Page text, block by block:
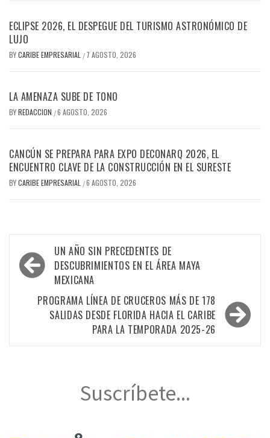
ECLIPSE 2026, EL DESPEGUE DEL TURISMO ASTRONÓMICO DE
LUJO
BYCARIBE EMPRESARIAL / 7 AGOSTO, 2026
LA AMENAZA SUBE DE TONO
BYREDACCION /6 AGOSTO, 2026
CANCÚN SE PREPARA PARA EXPO DECONARQ 2026, EL
ENCUENTRO CLAVE DE LA CONSTRUCCIÓN EN EL SURESTE
BYCARIBE EMPRESARIAL /6 AGOSTO, 2026
Navegación
de
entradas
UN AÑO SIN PRECEDENTES DE
DESCUBRIMIENTOS EN EL ÁREA MAYA
MEXICANA
PROGRAMA LÍNEA DE CRUCEROS MÁS DE 178
SALIDAS DESDE FLORIDA HACIA EL CARIBE
PARA LA TEMPORADA 2025-26
Suscríbete...